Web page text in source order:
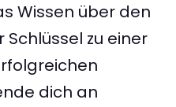
Wissen über den
zu einer
dich an